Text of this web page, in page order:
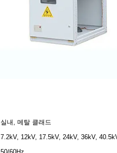
실내, 메탈 클래드
7.2kV, 12kV, 17.5kV, 24kV, 36kV,